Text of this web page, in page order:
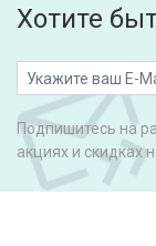
Хотите
Подпишитесь на
акциях и скидках